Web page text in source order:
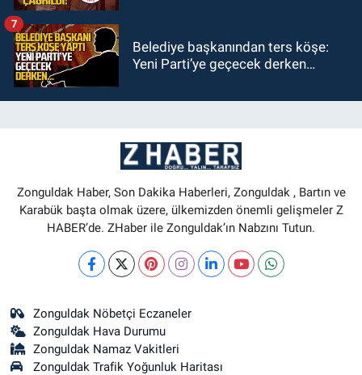
Belediye başkanından ters köşe:
Yeni Parti’ye geçecek derken…
7
Zonguldak Haber, Son Dakika Haberleri, Zonguldak , Bartın ve
Karabük başta olmak üzere, ülkemizden önemli gelişmeler Z
HABER’de. ZHaber ile Zonguldak’ın Nabzını Tutun.
Zonguldak Nöbetçi Eczaneler
Zonguldak Hava Durumu
Zonguldak Namaz Vakitleri
Zonguldak Trafik Yoğunluk Haritası